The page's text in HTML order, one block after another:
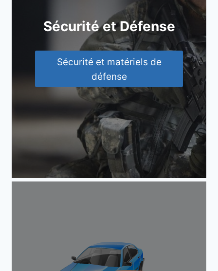
Sécurité et Défense
Sécurité et matériels de
défense